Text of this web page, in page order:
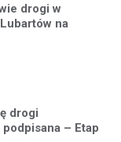
drogi w
na
drogi
– Etap